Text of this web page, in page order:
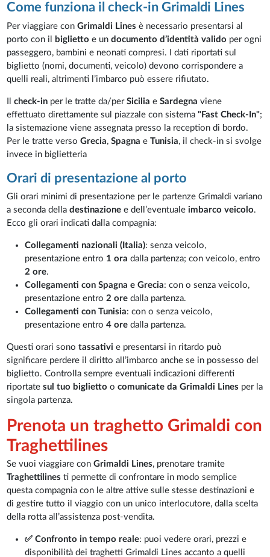
Come funziona il check-in Grimaldi Lines
Per viaggiare conGrimaldi Lines è necessario presentarsi al
porto con il
biglietto e undocumento d’identità valido per ogni
passeggero, bambini e neonati compresi. I dati riportati sul
biglietto (nomi, documenti, veicolo) devono corrispondere a
quelli reali, altrimenti l’imbarco può essere rifiutato.
Ilcheck-in per le tratte da/perSicilia eSardegna viene
effettuato direttamente sul piazzale con sistema"Fast Check-In";
la sistemazione viene assegnata presso la reception di bordo.
Per le tratte versoGrecia,Spagna eTunisia, il check-in si svolge
invece in biglietteria
Orari di presentazione al porto
Gli orari minimi di presentazione per le partenze Grimaldi variano
a seconda delladestinazionee dell’eventualeimbarco veicolo.
Ecco gli orari indicati dalla compagnia:
Collegamenti nazionali (Italia): senza veicolo,
presentazione entro 1 ora dalla partenza; con veicolo, entro
2 ore.
Collegamenti con Spagna e Grecia: con o senza veicolo,
presentazione entro2 ore dalla partenza.
Collegamenti con Tunisia: con o senza veicolo,
presentazione entro4 ore dalla partenza.
Questi orari sonotassativie presentarsi in ritardo può
significare perdere il diritto all’imbarco anche se in possesso del
biglietto. Controlla sempre eventuali indicazioni differenti
riportate sul tuo biglietto ocomunicate da Grimaldi Lines per la
singola partenza.
Prenota un traghetto Grimaldi con
Traghettilines
Se vuoi viaggiare conGrimaldi Lines, prenotare tramite
Traghettilines ti permette di confrontare in modo semplice
questa compagnia con le altre attive sulle stesse destinazioni e
di gestire tutto il viaggio con un unico interlocutore, dalla scelta
della rotta all’assistenza post-vendita.
✅ Confronto in tempo reale: puoi vedere orari, prezzi e
disponibilità dei traghetti Grimaldi Lines accanto a quelli